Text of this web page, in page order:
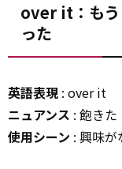
over it：もう
った
英語表現 : over it
ニュアンス : 飽き
使用シーン : 興味